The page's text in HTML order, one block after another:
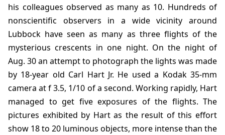
his colleagues observed as many as 10. Hundreds of
nonscientific observers in a wide vicinity around
Lubbock have seen as many as three flights of the
mysterious crescents in one night. On the night of
Aug. 30 an attempt to photograph the lights was made
by 18-year old Carl Hart Jr. He used a Kodak 35-mm
camera at f 3.5, 1/10 of a second. Working rapidly, Hart
managed to get five exposures of the flights. The
pictures exhibited by Hart as the result of this effort
show 18 to 20 luminous objects, more intense than the